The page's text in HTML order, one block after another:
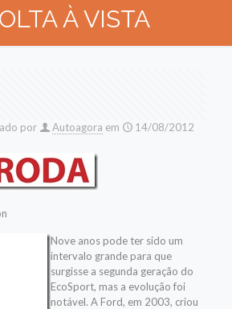
À VISTA
por Autoagora em 14/08/2012
Nove anos pode ter sido um
intervalo grande para que
surgisse a segunda geração do
EcoSport, mas a evolução foi
notável. A Ford, em 2003, criou